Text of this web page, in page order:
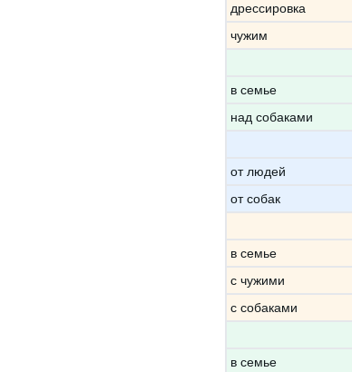
дрессировка
чужим
в семье
над собаками
от людей
от собак
в семье
с чужими
с собаками
в семье